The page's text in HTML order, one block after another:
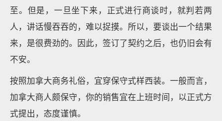
至。但是，一旦坐下来，正式进行商谈时，就判若两
人，讲话慢吞吞的，难以捉摸。所以，要谈出一个结果
来，是很费劲的。因此，签订了契约之后，也仍旧会有
不安。
按照加拿大商务礼俗，宜穿保守式样西装。一般而言，
加拿大商人颇保守，你的销售宜在上班时间，以正式方
式提出，态度谨慎。